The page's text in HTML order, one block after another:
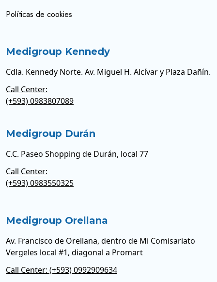
Políticas de cookies
Medigroup Kennedy
Cdla. Kennedy Norte. Av. Miguel H. Alcívar y Plaza Dañín.
Call Center:
(+593) 0983807089
Medigroup Durán
C.C. Paseo Shopping de Durán, local 77
Call Center:
(+593) 0983550325
Medigroup Orellana
Av. Francisco de Orellana, dentro de Mi Comisariato
Vergeles local #1, diagonal a Promart
Call Center: (+593) 0992909634